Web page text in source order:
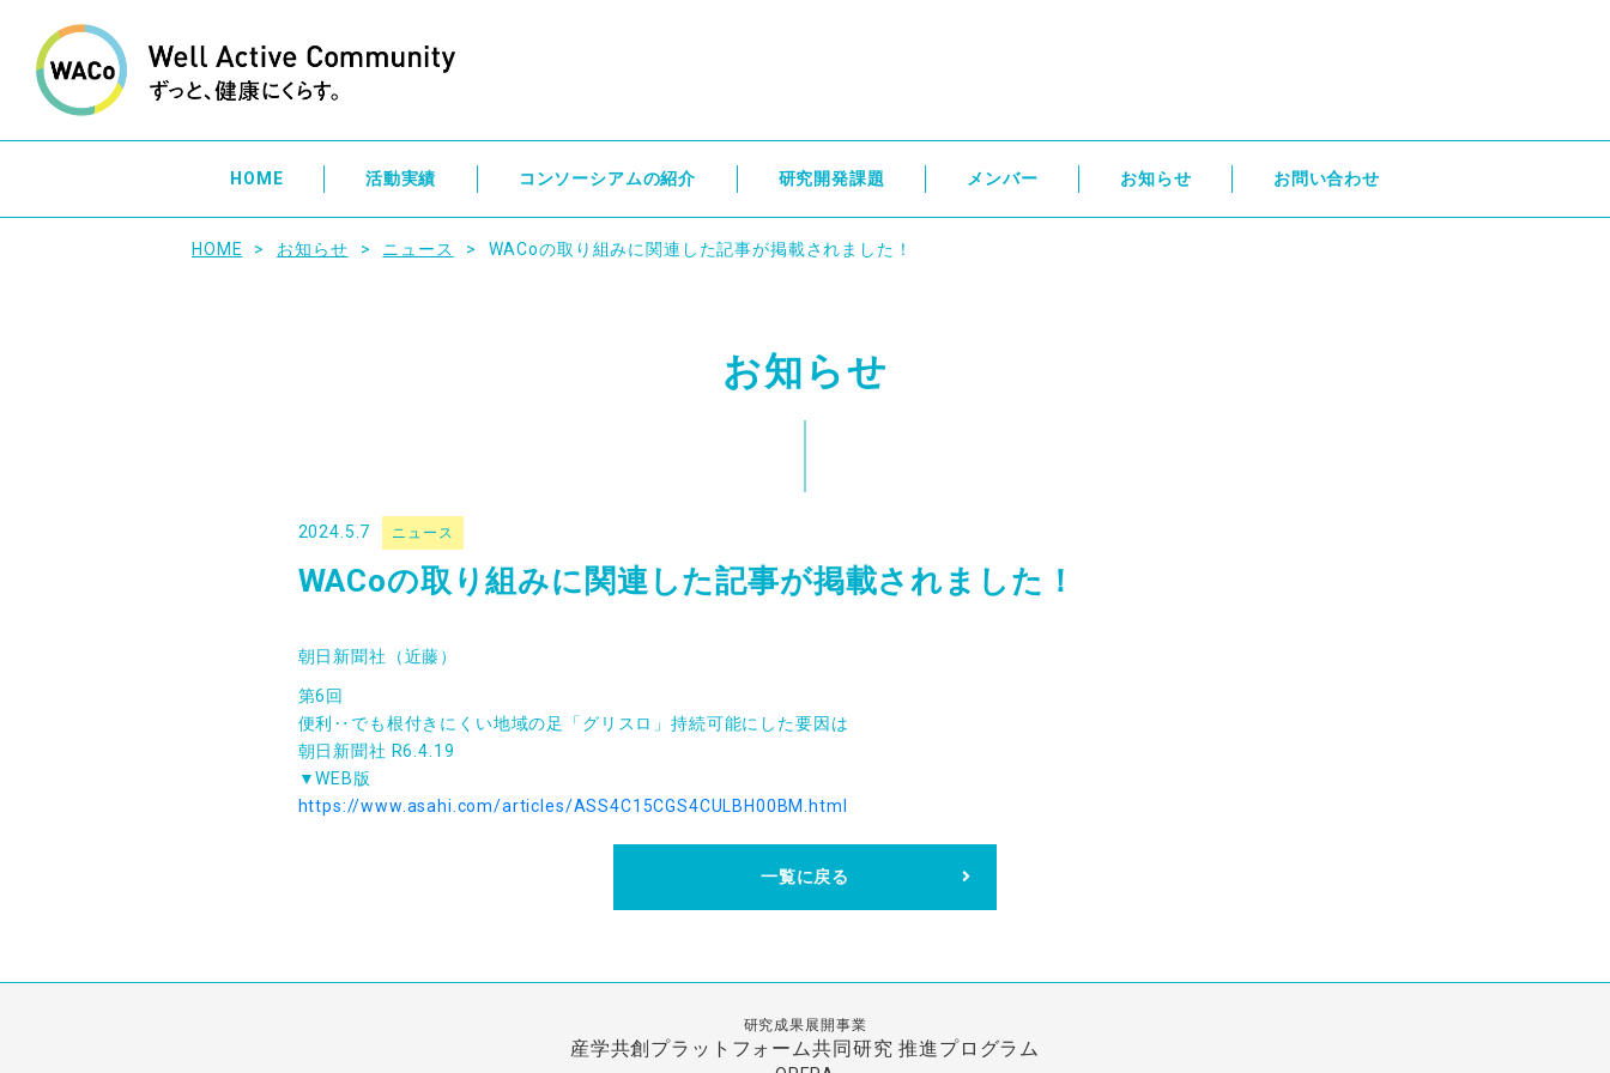
HOME 活動実績 コンソーシアムの紹介 研究開発課題 メンバー お知らせ お問い合わせ
HOME お知らせ ニュース WACoの取り組みに関連した記事が掲載されました！
お知らせ
2024.5.7 ニュース
WACoの取り組みに関連した記事が掲載されました！
朝日新聞社（近藤）
第6回
便利‥でも根付きにくい地域の足「グリスロ」持続可能にした要因は
朝日新聞社 R6.4.19
▼WEB版
https://www.asahi.com/articles/ASS4C15CGS4CULBH00BM.html
一覧に戻る
研究成果展開事業
産学共創プラットフォーム共同研究 推進プログラム